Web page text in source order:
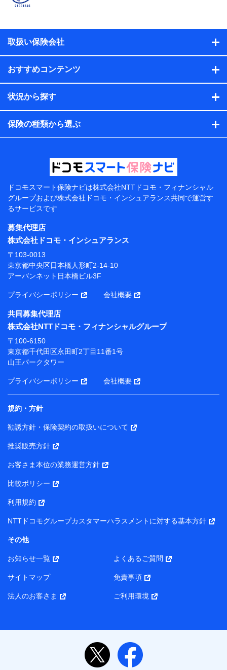
のお支払方法、車のメーカーや走行距離などの情報、建
ル内容や送信履歴の情報及び保険の更改案内等を提供し
保険契約情報
当社または株式会社NTTドコモ・フィナンシャルグルー
プが取得し、又は保有する保険契約に関する情報。例と
して、保険契約者及び被保険者の氏名、住所、生年月
日、性別、保険契約者と被保険者の関係、保険加入の目
的、保険商品の内容、保険料、保険料のお支払方法、車
のメーカーや走行距離などの情報、建物の構造や築年数
などの情報、ペットの種類や年齢などの情報などが含ま
提供当事者から受領当事者が個人データを取得する方法
電子的・電磁的方法等
【共同して利用する者の範囲】
当社
株式会社NTTドコモ・フィナンシャルグループ
【利用目的】
当社または株式会社NTTドコモ・フィナンシャルグルー
プが提供する保険関連サービスにおけるユーザー登録受
付および管理のため
当社または株式会社NTTドコモ・フィナンシャルグルー
携会社の保険その他に関する情報を提供するため、また
維持管理等の委託業務遂行のため、またそれらに付帯、
関連する当社または株式会社NTTドコモ・フィナンシャ
ルグループおよび提携会社のサービスを案内、提供する
ため
（各サービスで取得したサービス利用履歴、ウェブサイ
トの閲覧履歴、購買履歴、ご契約内容等のパーソナルデ
ータを分析して、お客さまの趣味・嗜好・傾向に応じた
サービス・商品等に関するご提案や広告の配信等を行う
ことがあります。）
各種セミナーの開催のため
コンサルティングサービスの実施のため
アンケートやキャンペーン等の実施のため
上記に係る案内・手続き・管理等付帯業務を行うため
所・代表者名】
り）
株式会社NTTドコモ・フィナンシャルグループ 代表取締役
社長 廣井 孝史
東京都中央区日本橋人形町2-14-10 アーバンネット日本橋
株式会社ドコモ・インシュアランス 代表取締役社長 吉
村 忠義
また当社は、オンライン面談による保険のご相談にあたっ
氏名、生年月日、住所、メールアドレス、電話番号、個
人の属性に関する情報、資料請求の情報（有無を含みま
取扱い保険会社
おすすめコンテンツ
状況から探す
保険の種類から選ぶ
ドコモスマート保険ナビは株式会社NTTドコモ・フィナンシャル
グループおよび株式会社ドコモ・インシュアランス共同で運営す
るサービスです
募集代理店
株式会社ドコモ・インシュアランス
〒103-0013
東京都中央区日本橋人形町2-14-10
アーバンネット日本橋ビル3F
プライバシーポリシー 会社概要
共同募集代理店
株式会社NTTドコモ・フィナンシャルグループ
〒100-6150
東京都千代田区永田町2丁目11番1号
山王パークタワー
プライバシーポリシー 会社概要
規約・方針
勧誘方針・保険契約の取扱いについて
推奨販売方針
お客さま本位の業務運営方針
比較ポリシー
利用規約
NTTドコモグループカスタマーハラスメントに対する基本方針
その他
お知らせ一覧 よくあるご質問
サイトマップ 免責事項
法人のお客さま ご利用環境